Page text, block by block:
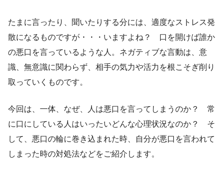
たまに言ったり、聞いたりする分には、適度なストレス発
散になるものですが・・・いますよね？ 口を開けば誰か
の悪口を言っているような人。ネガティブな言動は、意
識、無意識に関わらず、相手の気力や活力を根こそぎ削り
取っていくものです。
今回は、一体、なぜ、人は悪口を言ってしまうのか？ 常
に口にしている人はいったいどんな心理状況なのか？ そ
して、悪口の輪に巻き込まれた時、自分が悪口を言われて
しまった時の対処法などをご紹介します。